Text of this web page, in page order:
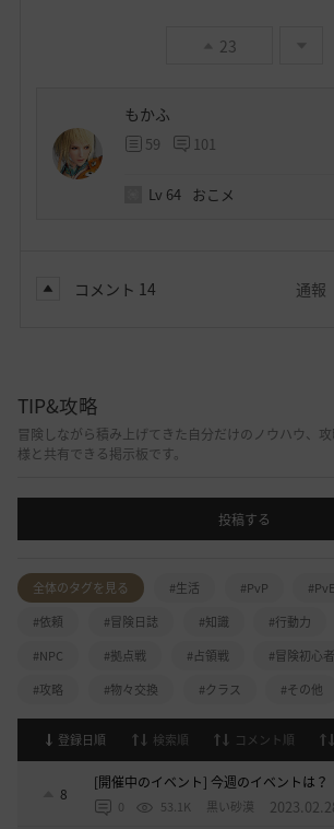
23
もかふ
59 101
Lv 64 おこメ
コメント 14 通報
TIP&攻略
冒険しながら積み上げてきた自分だけのノウハウ、
様と共有できる掲示板です。
投稿する
全体のタグを見る #生活 #PvP #PvE
#依頼
#冒険日誌 #知識 #行動力
#NPC
#拠点戦 #占領戦 #冒険初心者
#攻略
#物々交換 #クラス #その他
登録日順 検索順 コメント順
8
[開催中のイベント] 今週のイベントは？
0 53.1K 黒い砂漠